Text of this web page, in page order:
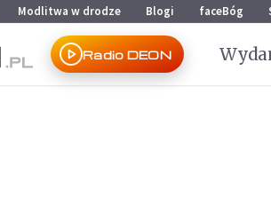
Modlitwa w drodze Blogi faceBóg
Radio DEON